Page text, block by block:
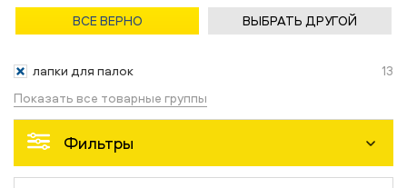
Запчасти
лапки для палок
13
Показать все товарные группы
Фильтры
ВСЕ ВЕРНО ВЫБРАТЬ ДРУГОЙ